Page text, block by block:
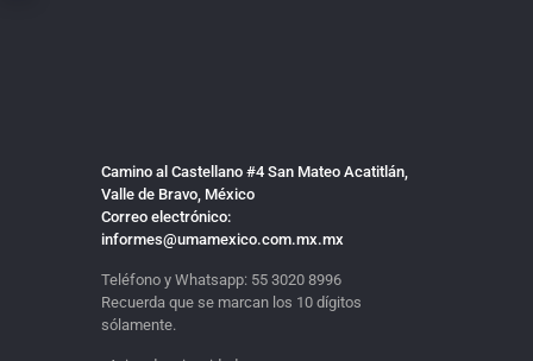
Camino al Castellano #4 San Mateo Acatitlán,
Valle de Bravo, México
Correo electrónico:
informes@umamexico.com.mx.mx
Teléfono y Whatsapp: 55 3020 8996
Recuerda que se marcan los 10 dígitos
sólamente.